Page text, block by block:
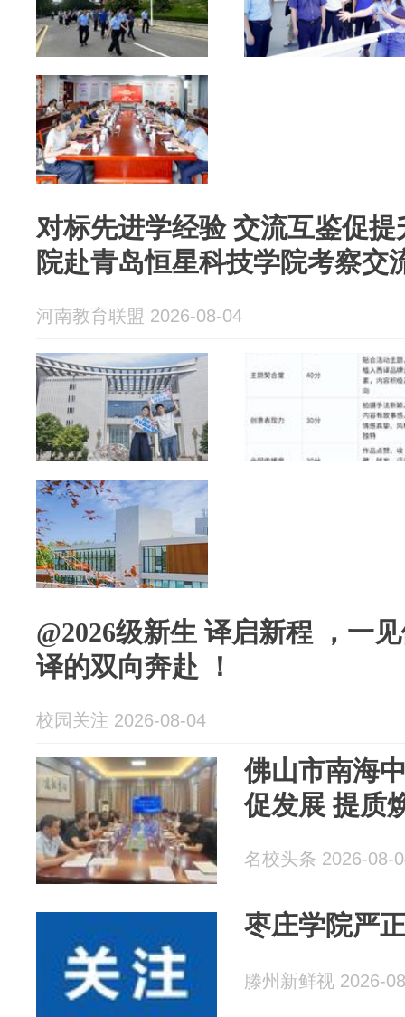
对标先进学经验 交流互鉴促
院赴青岛恒星科技学院考察交
河南教育联盟 2026-08-04
@2026级新生 译启新程 ，一
译的双向奔赴 ！
校园关注 2026-08-04
佛山市南海
促发展 提质
名校头条 2026-08-
枣庄学院严
滕州新鲜视 2026-